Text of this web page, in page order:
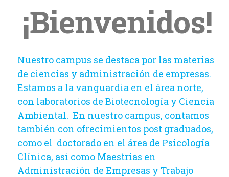
¡Bienvenidos!
Nuestro campus se destaca por las materias
de ciencias y administración de empresas.
Estamos a la vanguardia en el área norte,
con laboratorios de Biotecnología y Ciencia
Ambiental. En nuestro campus, contamos
también con ofrecimientos post graduados,
como el doctorado en el área de Psicología
Clínica, asi como Maestrías en
Administración de Empresas y Trabajo